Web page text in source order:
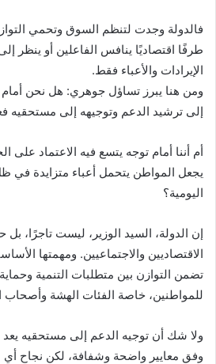
فالدولة وجدت لتنظم السوق وتحمي
طرفًا اقتصاديًا ينافس الفاعلين أو ينظر
الإيرادات والأعباء فقط.
ومن هنا يبرز تساؤل جوهري: هل نحن
إلى ترشيد الدعم وتوجيهه إلى مستحقيه
أم أننا أمام توجه يتسع فيه الاعتماد على
يجعل المواطن يتحمل أعباء متزايدة في
اليومية؟
إن الدولة، السيد الوزير، ليست تاجرًا،
الاقتصاديين والاجتماعيين. ومهمتها
تضمن التوازن بين متطلبات التنمية
للمواطنين، خاصة الفئات الهشة وأصحاب
ولا شك أن توجيه الدعم إلى مستحقيه يعد
وفق معايير واضحة وشفافة، لكن نجاح أي